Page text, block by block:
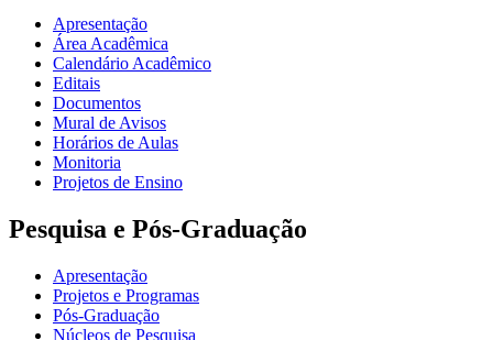
Apresentação
Área Acadêmica
Calendário Acadêmico
Editais
Documentos
Mural de Avisos
Horários de Aulas
Monitoria
Projetos de Ensino
Pesquisa e Pós-Graduação
Apresentação
Projetos e Programas
Pós-Graduação
Núcleos de Pesquisa